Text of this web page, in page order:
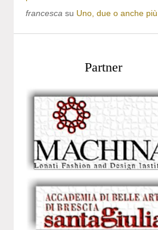
francesca su Uno, due o anche più
Partner